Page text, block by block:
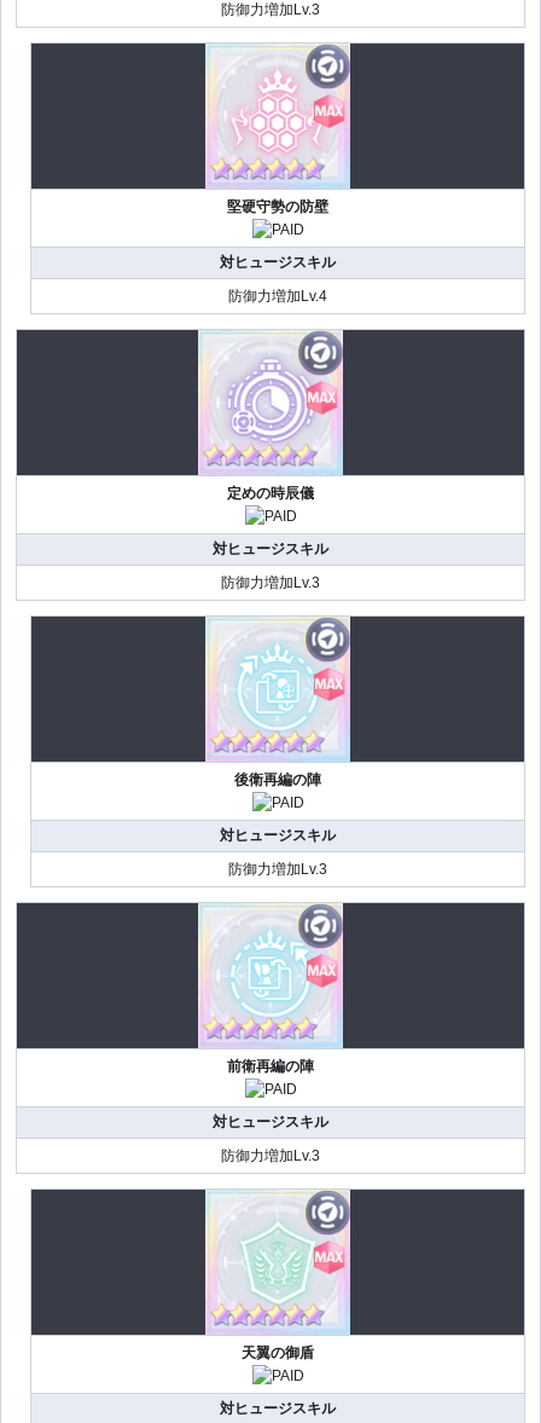
防御力増加Lv.3
堅硬守勢の防壁
対ヒュージスキル
防御力増加Lv.4
定めの時辰儀
対ヒュージスキル
防御力増加Lv.3
後衛再編の陣
対ヒュージスキル
防御力増加Lv.3
前衛再編の陣
対ヒュージスキル
防御力増加Lv.3
天翼の御盾
対ヒュージスキル